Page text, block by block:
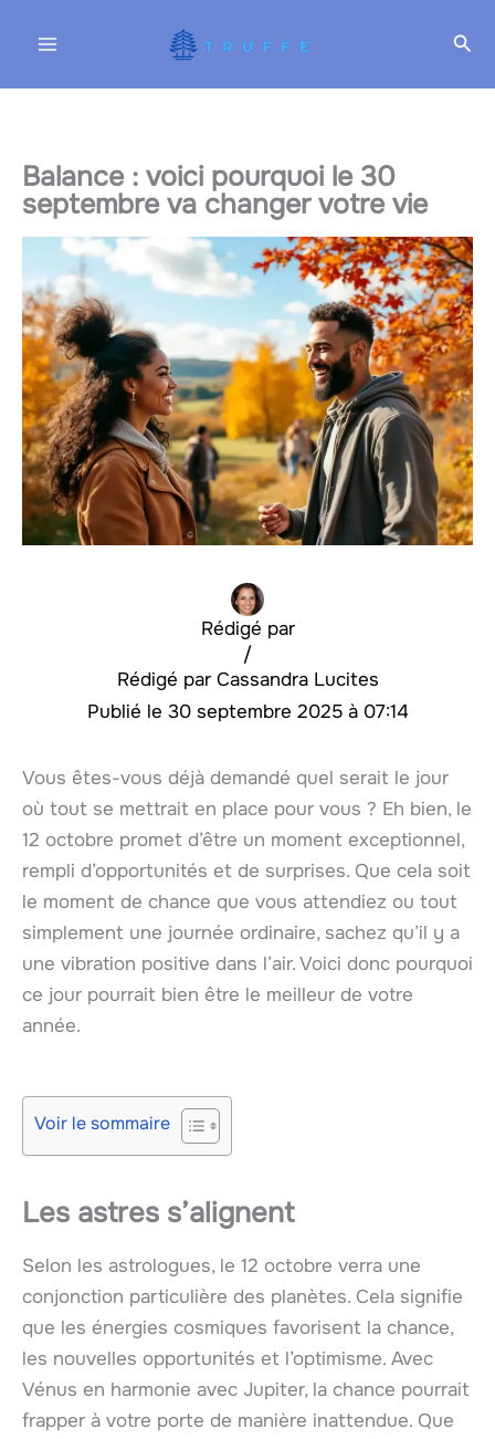
Balance : voici pourquoi le 30
septembre va changer votre vie
Rédigé par
Cassandra Lucites
/
30 septembre 2025 à 07:14
Vous êtes-vous déjà demandé quel serait le jour
où tout se mettrait en place pour vous ? Eh bien, le
12 octobre promet d’être un moment exceptionnel,
rempli d’opportunités et de surprises. Que cela soit
le moment de chance que vous attendiez ou tout
simplement une journée ordinaire, sachez qu’il y a
une vibration positive dans l’air. Voici donc pourquoi
ce jour pourrait bien être le meilleur de votre
année.
Voir le sommaire
Les astres s’alignent
Selon les astrologues, le 12 octobre verra une
conjonction particulière des planètes. Cela signifie
que les énergies cosmiques favorisent la chance,
les nouvelles opportunités et l’optimisme. Avec
Vénus en harmonie avec Jupiter, la chance pourrait
frapper à votre porte de manière inattendue. Que